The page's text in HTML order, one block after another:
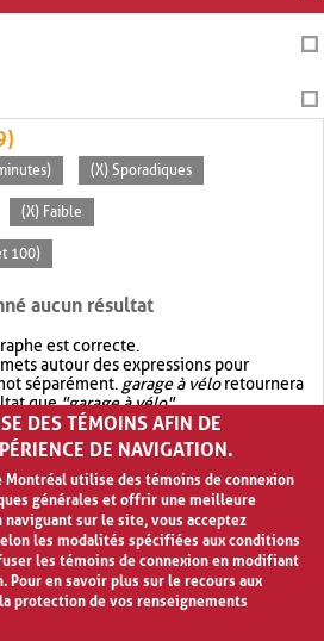
(X) Sporadiques
(X) Faible
100)
aucun résultat
est correcte.
autour des expressions pour
séparément. garage à véloretournera
que"garage à vélo".
recherche avec OR.garage OR vélo
de résultat quegarage à vélo
DES TÉMOINS AFIN DE
DE NAVIGATION.
Montréal utilise des témoins de connexion
générales et offrir une meilleure
naviguant sur le site, vous acceptez
les modalités spécifiées aux conditions
les témoins de connexion en modifiant
Pour en savoir plus sur le recours aux
protection de vos renseignements